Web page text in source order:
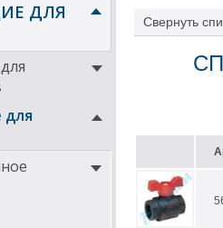
ДЛЯ
Свернуть